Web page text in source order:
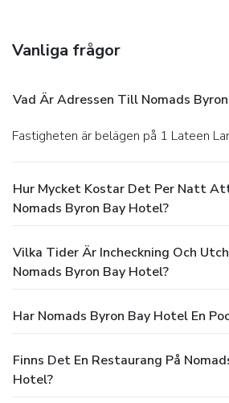
Vanliga frågor
Vad Är Adressen Till Nomads
Fastigheten är belägen på 1 Lateen
Hur Mycket Kostar Det Per Natt
Nomads Byron Bay Hotel?
Vilka Tider Är Incheckning Och
Nomads Byron Bay Hotel?
Har Nomads Byron Bay Hotel En
Finns Det En Restaurang På
Hotel?